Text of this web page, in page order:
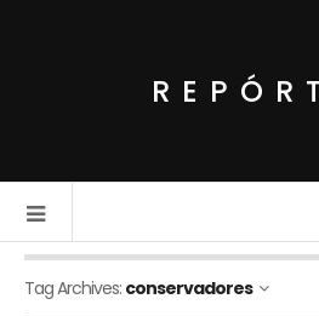
Tag Archives: conservadores